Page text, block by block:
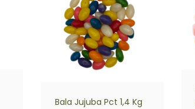
Bala Jujuba Pct 1,4 Kg